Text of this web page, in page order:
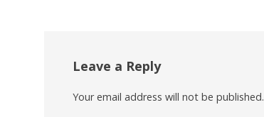
Leave a Reply
Your email address will not be published.